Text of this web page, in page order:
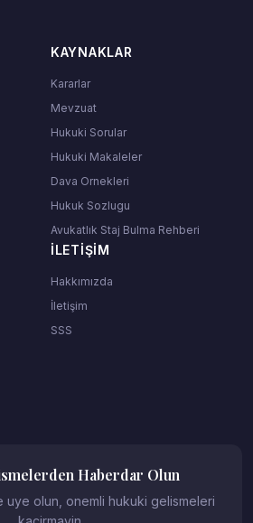
KAYNAKLAR
Kararlar
Mevzuat
Hukuki Sorular
Hukuki Makaleler
Dava Ornekleri
Hukuk Sozlugu
Avukatlık Staj Bulma Rehberi
İLETIŞIM
Hakkımızda
İletişim
SSS
Haberdar Olun
uye olun, onemli hukuki gelismeleri